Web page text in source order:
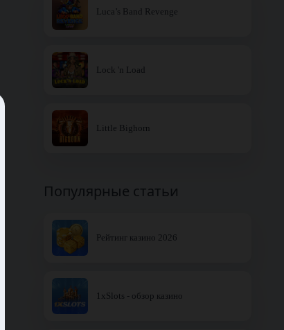
Luca’s Band Revenge
Lock 'n Load
Little Bighorn
Популярные статьи
Рейтинг казино 2026
1xSlots - обзор казино